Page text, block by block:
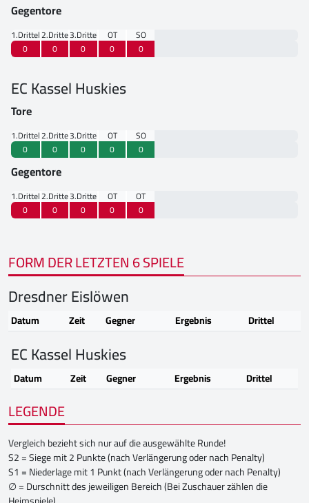
Gegentore
1.Drittel2.Drittel3.Drittel OT
SO
0
0 0 0 0
EC Kassel Huskies
Tore
1.Drittel2.Drittel3.Drittel OT
SO
0
0 0 0 0
Gegentore
1.Drittel2.Drittel3.Drittel OT
OT
0
0 0 0 0
FORM DER LETZTEN 6 SPIELE
Dresdner Eislöwen
Datum Zeit Gegner Ergebnis Drittel
EC Kassel Huskies
Datum Zeit Gegner Ergebnis Drittel
LEGENDE
Vergleich bezieht sich nur auf die ausgewählte Runde!
S2 = Siege mit 2 Punkte (nach Verlängerung oder nach Penalty)
S1 = Niederlage mit 1 Punkt (nach Verlängerung oder nach Penalty)
∅ = Durschnitt des jeweiligen Bereich (Bei Zuschauer zählen die